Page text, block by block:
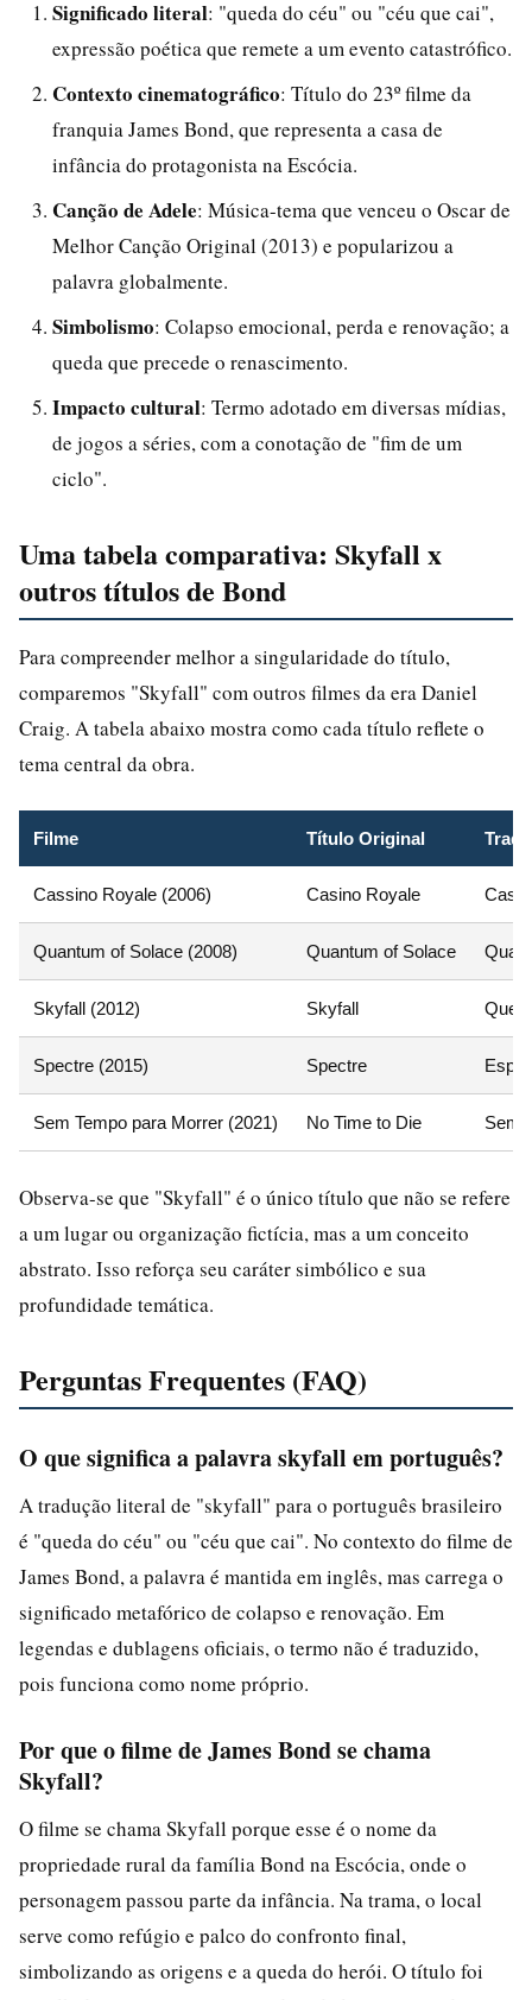
Significado literal: "queda do céu" ou "céu que cai",
expressão poética que remete a um evento catastrófico.
Contexto cinematográfico: Título do 23º filme da
franquia James Bond, que representa a casa de
infância do protagonista na Escócia.
Canção de Adele: Música-tema que venceu o Oscar de
Melhor Canção Original (2013) e popularizou a
palavra globalmente.
Simbolismo: Colapso emocional, perda e renovação; a
queda que precede o renascimento.
Impacto cultural: Termo adotado em diversas mídias,
de jogos a séries, com a conotação de "fim de um
ciclo".
Uma tabela comparativa: Skyfall x
outros títulos de Bond
Para compreender melhor a singularidade do título,
comparemos "Skyfall" com outros filmes da era Daniel
Craig. A tabela abaixo mostra como cada título reflete o
tema central da obra.
Filme Título Original
Cassino Royale (2006) Casino Royale
Quantum of Solace (2008) Quantum of Solace
Skyfall (2012) Skyfall
Spectre (2015) Spectre
Sem Tempo para Morrer (2021) No Time to Die Sem
Observa-se que "Skyfall" é o único título que não se refere
a um lugar ou organização fictícia, mas a um conceito
abstrato. Isso reforça seu caráter simbólico e sua
profundidade temática.
Perguntas Frequentes (FAQ)
O que significa a palavra skyfall em português?
A tradução literal de "skyfall" para o português brasileiro
é "queda do céu" ou "céu que cai". No contexto do filme de
James Bond, a palavra é mantida em inglês, mas carrega o
significado metafórico de colapso e renovação. Em
legendas e dublagens oficiais, o termo não é traduzido,
pois funciona como nome próprio.
Por que o filme de James Bond se chama
Skyfall?
O filme se chama Skyfall porque esse é o nome da
propriedade rural da família Bond na Escócia, onde o
personagem passou parte da infância. Na trama, o local
serve como refúgio e palco do confronto final,
simbolizando as origens e a queda do herói. O título foi